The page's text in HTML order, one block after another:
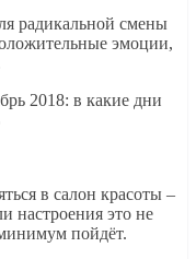
радикальной смены
эмоции,
в салон красоты –
настроения это не
пойдёт.